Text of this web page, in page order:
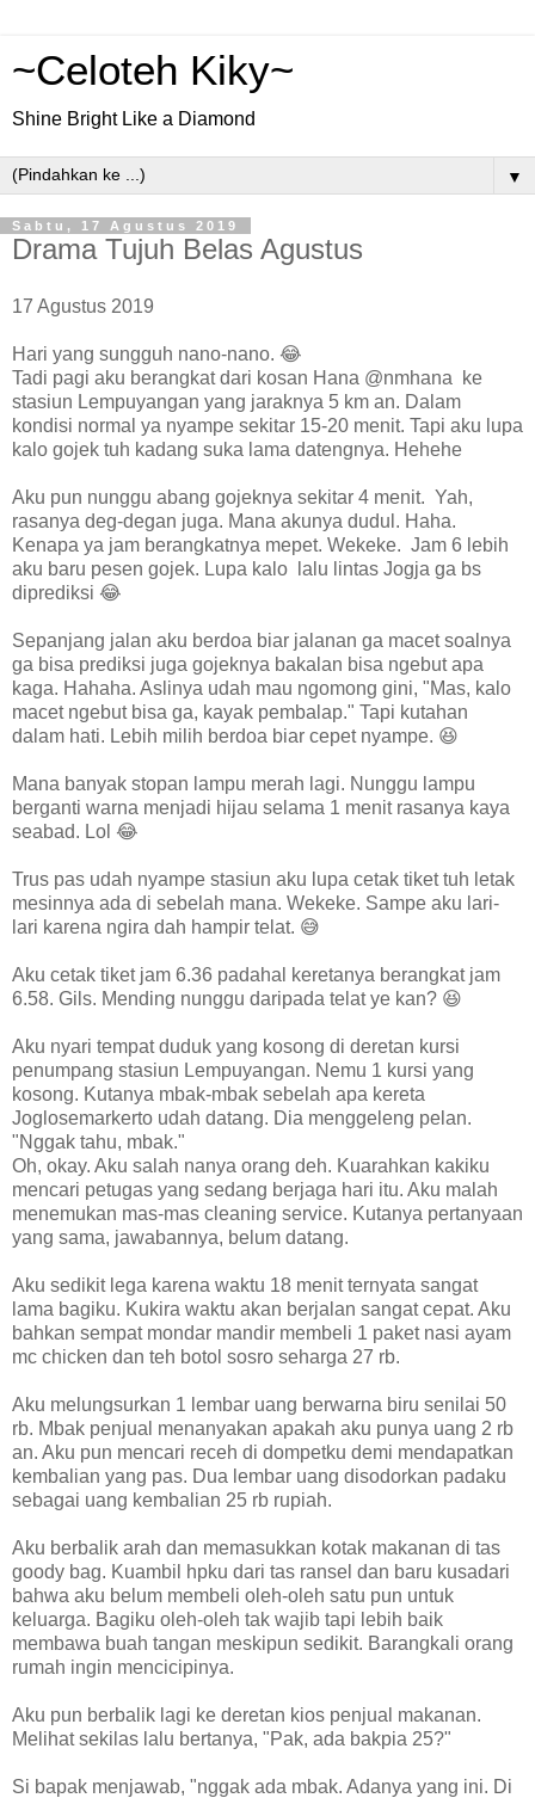
~Celoteh Kiky~
Shine Bright Like a Diamond
▼
Sabtu, 17 Agustus 2019
Drama Tujuh Belas Agustus
17 Agustus 2019
Hari yang sungguh nano-nano. 😂
Tadi pagi aku berangkat dari kosan Hana @nmhana ke
stasiun Lempuyangan yang jaraknya 5 km an. Dalam
kondisi normal ya nyampe sekitar 15-20 menit. Tapi aku lupa
kalo gojek tuh kadang suka lama datengnya. Hehehe
Aku pun nunggu abang gojeknya sekitar 4 menit. Yah,
rasanya deg-degan juga. Mana akunya dudul. Haha.
Kenapa ya jam berangkatnya mepet. Wekeke. Jam 6 lebih
aku baru pesen gojek. Lupa kalo lalu lintas Jogja ga bs
diprediksi 😂
Sepanjang jalan aku berdoa biar jalanan ga macet soalnya
ga bisa prediksi juga gojeknya bakalan bisa ngebut apa
kaga. Hahaha. Aslinya udah mau ngomong gini, "Mas, kalo
macet ngebut bisa ga, kayak pembalap." Tapi kutahan
dalam hati. Lebih milih berdoa biar cepet nyampe. 😆
Mana banyak stopan lampu merah lagi. Nunggu lampu
berganti warna menjadi hijau selama 1 menit rasanya kaya
seabad. Lol 😂
Trus pas udah nyampe stasiun aku lupa cetak tiket tuh letak
mesinnya ada di sebelah mana. Wekeke. Sampe aku lari-
lari karena ngira dah hampir telat. 😅
Aku cetak tiket jam 6.36 padahal keretanya berangkat jam
6.58. Gils. Mending nunggu daripada telat ye kan? 😆
Aku nyari tempat duduk yang kosong di deretan kursi
penumpang stasiun Lempuyangan. Nemu 1 kursi yang
kosong. Kutanya mbak-mbak sebelah apa kereta
Joglosemarkerto udah datang. Dia menggeleng pelan.
"Nggak tahu, mbak."
Oh, okay. Aku salah nanya orang deh. Kuarahkan kakiku
mencari petugas yang sedang berjaga hari itu. Aku malah
menemukan mas-mas cleaning service. Kutanya pertanyaan
yang sama, jawabannya, belum datang.
Aku sedikit lega karena waktu 18 menit ternyata sangat
lama bagiku. Kukira waktu akan berjalan sangat cepat. Aku
bahkan sempat mondar mandir membeli 1 paket nasi ayam
mc chicken dan teh botol sosro seharga 27 rb.
Aku melungsurkan 1 lembar uang berwarna biru senilai 50
rb. Mbak penjual menanyakan apakah aku punya uang 2 rb
an. Aku pun mencari receh di dompetku demi mendapatkan
kembalian yang pas. Dua lembar uang disodorkan padaku
sebagai uang kembalian 25 rb rupiah.
Aku berbalik arah dan memasukkan kotak makanan di tas
goody bag. Kuambil hpku dari tas ransel dan baru kusadari
bahwa aku belum membeli oleh-oleh satu pun untuk
keluarga. Bagiku oleh-oleh tak wajib tapi lebih baik
membawa buah tangan meskipun sedikit. Barangkali orang
rumah ingin mencicipinya.
Aku pun berbalik lagi ke deretan kios penjual makanan.
Melihat sekilas lalu bertanya, "Pak, ada bakpia 25?"
Si bapak menjawab, "nggak ada mbak. Adanya yang ini. Di